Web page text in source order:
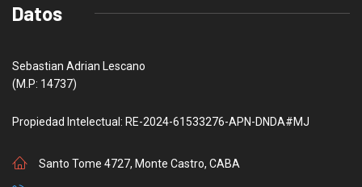
Datos
Sebastian Adrian Lescano
(M.P: 14737)
Propiedad Intelectual: RE-2024-61533276-APN-DNDA#MJ
Santo Tome 4727, Monte Castro, CABA